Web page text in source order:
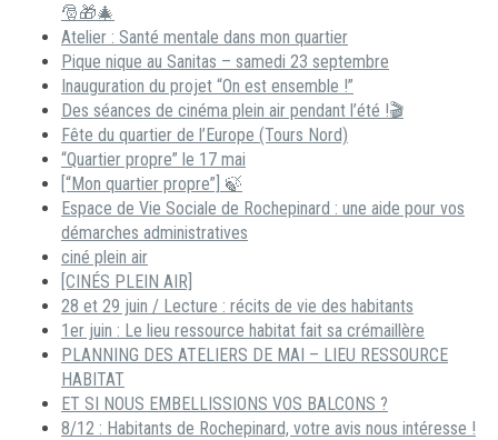
🎅🎁🎄
Atelier : Santé mentale dans mon quartier
Pique nique au Sanitas – samedi 23 septembre
Inauguration du projet “On est ensemble !”
Des séances de cinéma plein air pendant l’été !🎬
Fête du quartier de l’Europe (Tours Nord)
“Quartier propre” le 17 mai
[“Mon quartier propre”] 🍃
Espace de Vie Sociale de Rochepinard : une aide pour vos
démarches administratives
ciné plein air
[CINÉS PLEIN AIR]
28 et 29 juin / Lecture : récits de vie des habitants
1er juin : Le lieu ressource habitat fait sa crémaillère
PLANNING DES ATELIERS DE MAI – LIEU RESSOURCE
HABITAT
ET SI NOUS EMBELLISSIONS VOS BALCONS ?
8/12 : Habitants de Rochepinard, votre avis nous intéresse !